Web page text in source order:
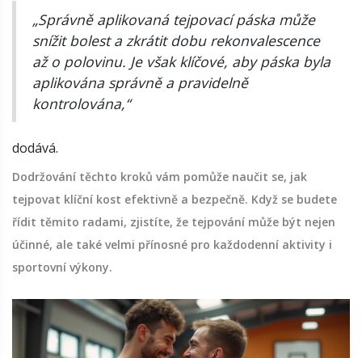
„Správně aplikovaná tejpovací páska může
snížit bolest a zkrátit dobu rekonvalescence
až o polovinu. Je však klíčové, aby páska byla
aplikována správně a pravidelně
kontrolována,“
dodává.
Dodržování těchto kroků vám pomůže naučit se, jak
tejpovat klíční kost efektivně a bezpečně. Když se budete
řídit těmito radami, zjistíte, že tejpování může být nejen
účinné, ale také velmi přínosné pro každodenní aktivity i
sportovní výkony.